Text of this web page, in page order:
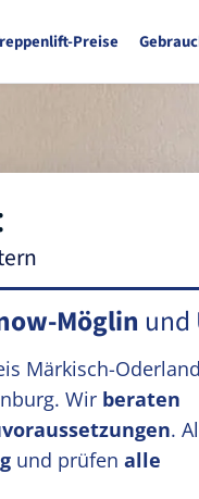
Preise
Möglin und
Märkisch-
Wir beraten
.
und prüfen alle